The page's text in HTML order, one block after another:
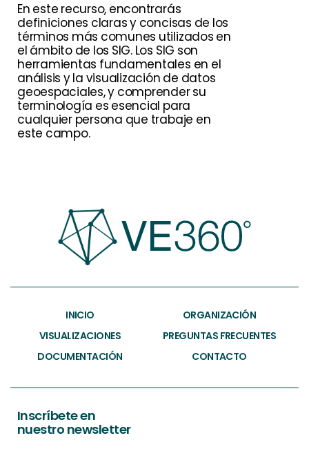
En este recurso, encontrarás
definiciones claras y concisas de los
términos más comunes utilizados en
el ámbito de los SIG. Los SIG son
herramientas fundamentales en el
análisis y la visualización de datos
geoespaciales, y comprender su
terminología es esencial para
cualquier persona que trabaje en
este campo.
INICIO
ORGANIZACIÓN
VISUALIZACIONES
PREGUNTAS FRECUENTES
DOCUMENTACIÓN
CONTACTO
Inscríbete en
nuestro newsletter